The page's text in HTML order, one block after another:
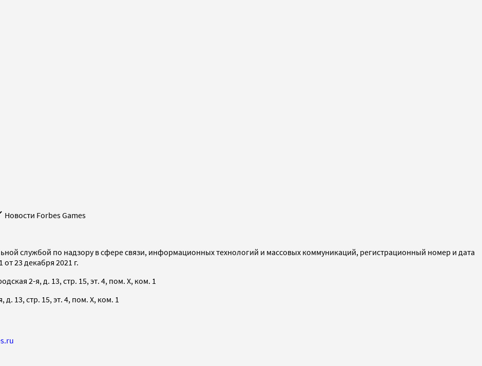
Новости Forbes Games
службой по надзору в сфере связи, информационных технологий и массовых коммуникаций, регистрационный номер и дата
23 декабря 2021 г.
2-я, д. 13, стр. 15, эт. 4, пом. X, ком. 1
13, стр. 15, эт. 4, пом. X, ком. 1